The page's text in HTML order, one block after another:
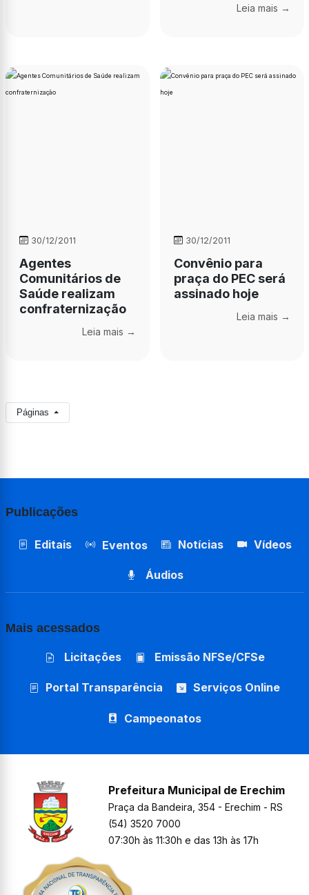
Leia mais →
30/12/2011
Agentes
Comunitários de
Saúde realizam
confraternização
Leia mais →
30/12/2011
Convênio para
praça do PEC será
assinado hoje
Leia mais →
Páginas
Publicações
Editais Eventos Notícias Vídeos
Áudios
Mais acessados
Licitações Emissão NFSe/CFSe
Portal Transparência Serviços Online
Campeonatos
Prefeitura Municipal de Erechim
Praça da Bandeira, 354 - Erechim - RS
(54) 3520 7000
07:30h às 11:30h e das 13h às 17h